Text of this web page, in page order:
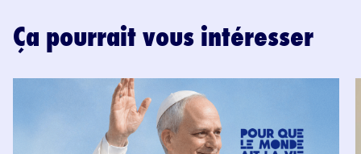
Ça pourrait vous intéresser